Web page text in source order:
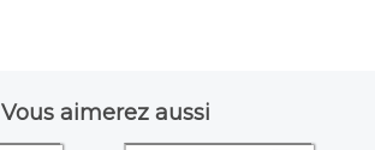
Vous aimerez aussi